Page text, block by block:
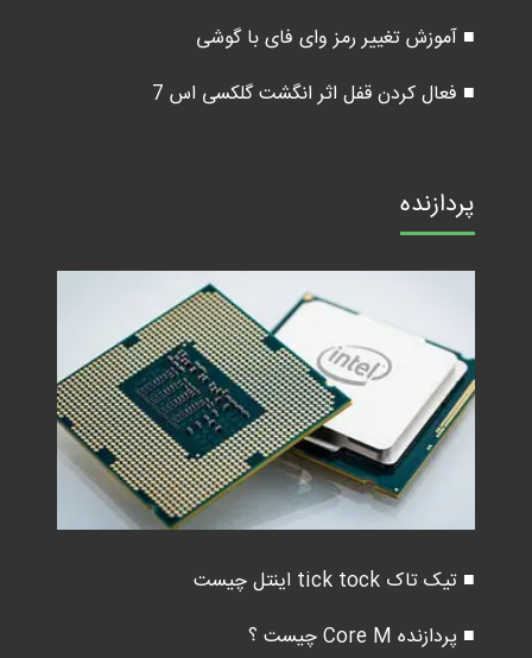
■ آموزش تغییر رمز وای فای با گوشی
■ فعال کردن قفل اثر انگشت گلکسی اس 7
پردازنده
■ تیک تاک tick tock اینتل چیست
■ پردازنده Core M چیست ؟